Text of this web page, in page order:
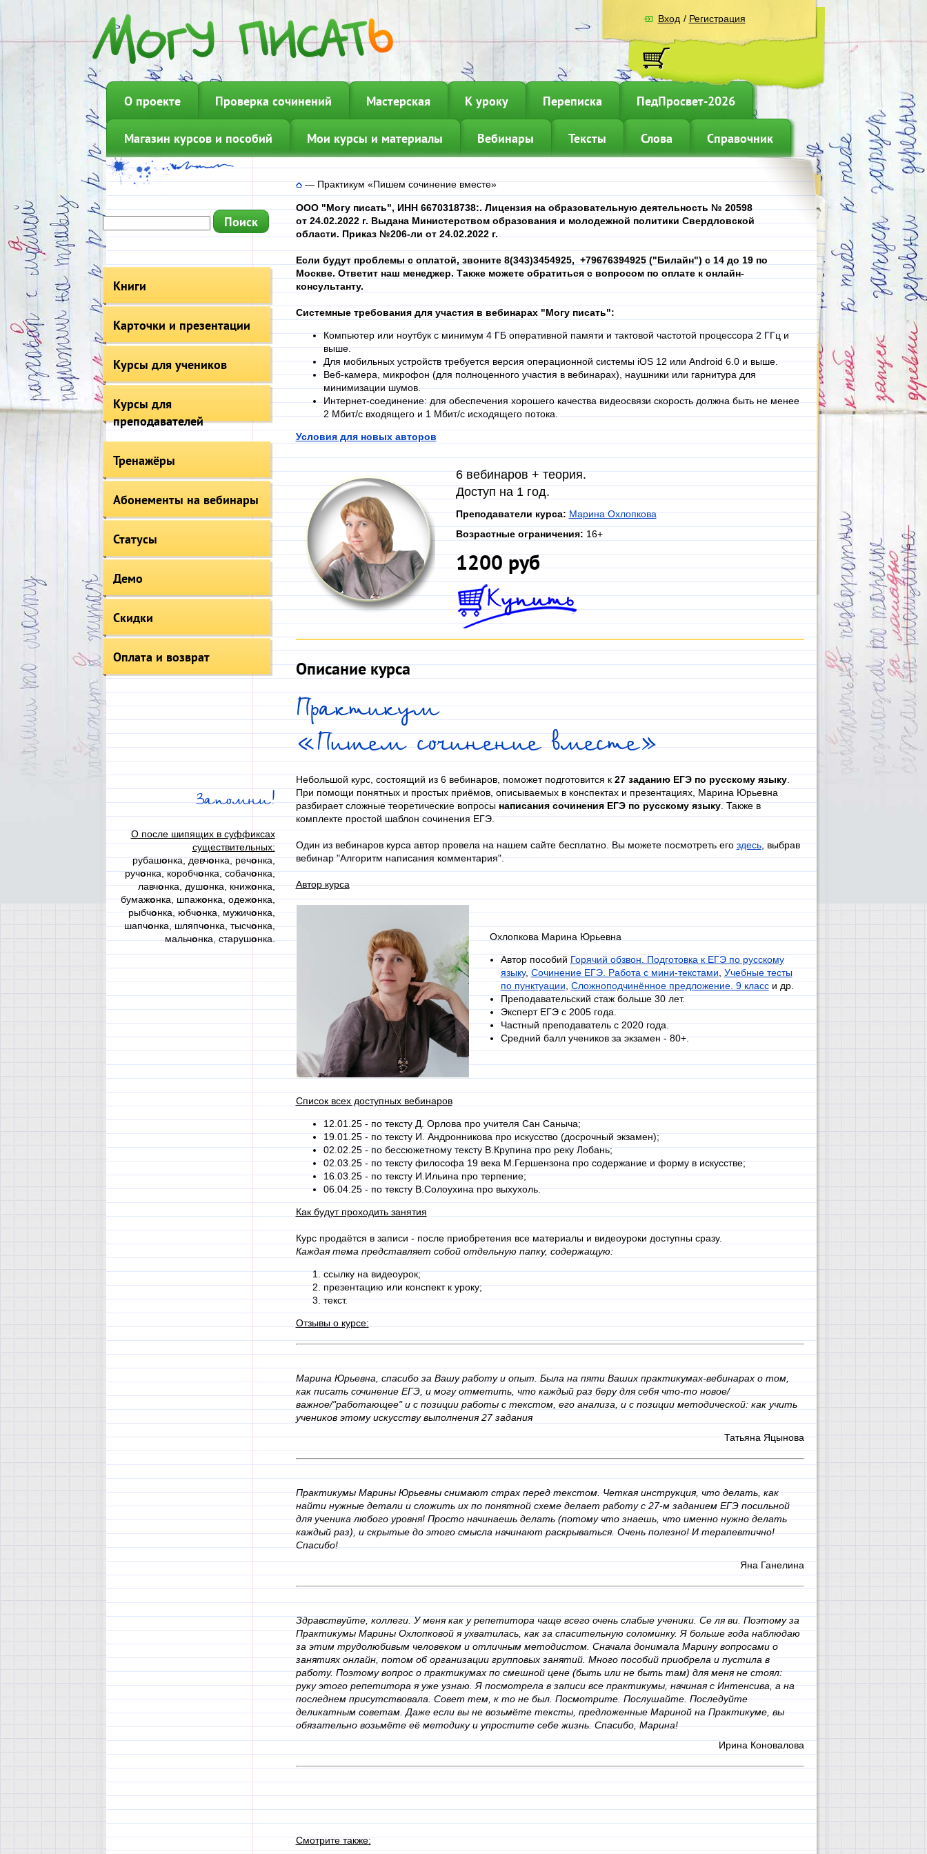
Вход / Регистрация
О проекте Проверка сочинений Мастерская К уроку Переписка ПедПросвет-2026
Магазин курсов и пособий Мои курсы и материалы Вебинары Тексты Слова Справочник
Книги
Карточки и презентации
Курсы для учеников
Курсы для
преподавателей
Тренажёры
Абонементы на вебинары
Статусы
Демо
Скидки
Оплата и возврат
Запомни!
О после шипящих в суффиксах
существительных:
рубашонка, девчонка, речонка,
ручонка, коробчонка, собачонка,
лавчонка, душонка, книжонка,
бумажонка, шпажонка, одежонка,
рыбчонка, юбчонка, мужичонка,
шапчонка, шляпчонка, тысчонка,
мальчонка, старушонка.
—Практикум «Пишем сочинение вместе»
ООО "Могу писать", ИНН6670318738:. Лицензия на образовательную деятельность № 20598
от 24.02.2022 г. Выдана Министерством образования и молодежной политики Свердловской
области. Приказ №206-ли от 24.02.2022 г.
Если будут проблемы с оплатой, звоните 8(343)3454925, +79676394925 ("Билайн") с 14 до 19 по
Москве. Ответит наш менеджер. Также можете обратиться с вопросом по оплате к онлайн-
консультанту.
Системные требования для участия в вебинарах "Могу писать":
Компьютер или ноутбук с минимум 4 ГБ оперативной памяти и тактовой частотой процессора 2 ГГц и
выше.
Для мобильных устройств требуется версия операционной системы iOS 12 или Android 6.0 и выше.
Веб-камера, микрофон (для полноценного участия в вебинарах), наушники или гарнитура для
минимизации шумов.
Интернет-соединение: для обеспечения хорошего качества видеосвязи скорость должна быть не менее
2 Мбит/с входящего и 1 Мбит/с исходящего потока.
Условия для новых авторов
6 вебинаров + теория.
Доступ на 1 год.
Преподаватели курса: Марина Охлопкова
Возрастные ограничения: 16+
1200 руб
Описание курса
Практикум
«Пишем сочинение вместе»
Небольшой курс, состоящий из 6 вебинаров, поможет подготовится к 27 заданию ЕГЭ по русскому языку.
При помощи понятных и простых приёмов, описываемых в конспектах и презентациях, Марина Юрьевна
разбирает сложные теоретические вопросынаписания сочинения ЕГЭ по русскому языку. Также в
комплекте простой шаблон сочинения ЕГЭ.
Один из вебинаров курса автор провела на нашем сайте бесплатно. Вы можете посмотреть егоздесь, выбрав
вебинар "Алгоритм написания комментария".
Автор курса
Охлопкова Марина Юрьевна
Автор пособий Горячий обзвон. Подготовка к ЕГЭ по русскому
языку, Сочинение ЕГЭ. Работа с мини-текстами Учебные тесты
по пунктуации,Сложноподчинённое предложение. 9 класси др.
Преподавательский стаж больше 30 лет.
Эксперт ЕГЭ с 2005 года.
Частный преподаватель с 2020 года.
Средний балл учеников за экзамен - 80+.
Список всех доступных вебинаров
12.01.25 - по тексту Д. Орлова про учителя Сан Саныча;
19.01.25 - по тексту И. Андронникова про искусство (досрочный экзамен);
02.02.25 - по бессюжетному тексту В.Крупина про реку Лобань;
02.03.25 - по тексту философа 19 века М.Гершензона про содержание и форму в искусстве;
16.03.25 - по тексту И.Ильина про терпение;
06.04.25 - по тексту В.Солоухина про выхухоль.
Как будут проходить занятия
Курс продаётся в записи - после приобретения все материалы и видеоуроки доступны сразу.
Каждая тема представляет собой отдельную папку, содержащую:
ссылку на видеоурок;
презентацию или конспект к уроку;
текст.
Отзывы о курсе:
Марина Юрьевна, спасибо за Вашу работу и опыт. Была на пяти Ваших практикумах-вебинарах о том,
как писать сочинение ЕГЭ, и могу отметить, что каждый раз беру для себя что-то новое/
важное/"работающее" и с позиции работы с текстом, его анализа, и с позиции методической: как учить
учеников этому искусству выполнения 27 задания
Татьяна Яцынова
Практикумы Марины Юрьевны снимают страх перед текстом. Четкая инструкция, что делать, как
найти нужные детали и сложить их по понятной схеме делает работу с 27-м заданием ЕГЭ посильной
для ученика любого уровня! Просто начинаешь делать (потому что знаешь, что именно нужно делать
каждый раз), и скрытые до этого смысла начинают раскрываться. Очень полезно! И терапевтично!
Спасибо!
Яна Ганелина
Здравствуйте, коллеги. У меня как у репетитора чаще всего очень слабые ученики. Се ля ви. Поэтому за
Практикумы Марины Охлопковой я ухватилась, как за спасительную соломинку. Я больше года наблюдаю
за этим трудолюбивым человеком и отличным методистом. Сначала донимала Марину вопросами о
занятиях онлайн, потом об организации групповых занятий. Много пособий приобрела и пустила в
работу. Поэтому вопрос о практикумах по смешной цене (быть или не быть там) для меня не стоял:
руку этого репетитора я уже узнаю. Я посмотрела в записи все практикумы, начиная с Интенсива, а на
последнем присутствовала. Совет тем, к то не был. Посмотрите. Послушайте. Последуйте
деликатным советам. Даже если вы не возьмёте тексты, предложенные Мариной на Практикуме, вы
обязательно возьмёте её методику и упростите себе жизнь. Спасибо, Марина!
Ирина Коновалова
Смотрите также: